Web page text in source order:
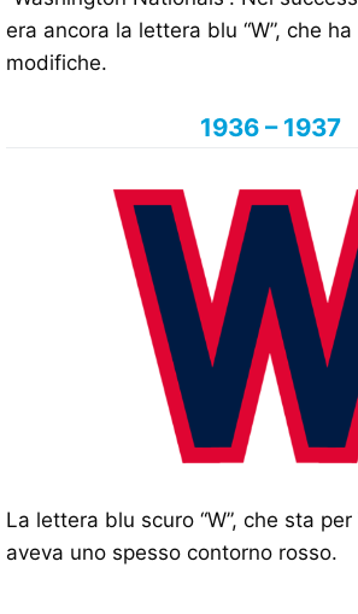
era ancora la lettera blu “W”, che
modifiche.
1936 – 1937
La lettera blu scuro “W”, che sta
aveva uno spesso contorno rosso.